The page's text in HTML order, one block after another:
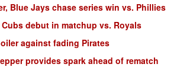
Blue Jays chase series win vs. Phillies
debut in matchup vs. Royals
against fading Pirates
provides spark ahead of rematch